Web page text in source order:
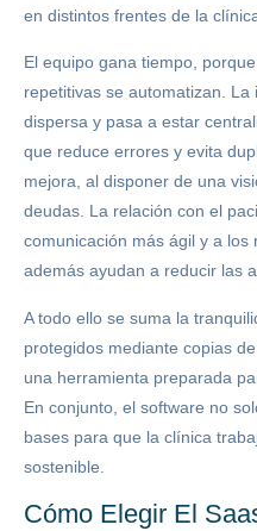
en distintos frentes de la
El equipo gana tiempo,
repetitivas se automatizan.
dispersa y pasa a estar
que reduce errores y evita
mejora, al disponer de una
deudas. La relación con el
comunicación más ágil y a
además ayudan a reducir las
A todo ello se suma la
protegidos mediante copias
una herramienta preparada
En conjunto, el software no
bases para que la clínica
sostenible.
Cómo Elegir El